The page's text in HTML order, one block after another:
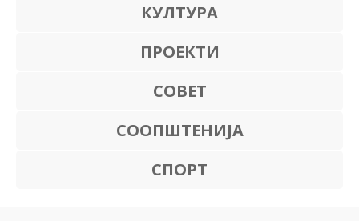
КУЛТУРА
ПРОЕКТИ
СОВЕТ
СООПШТЕНИЈА
СПОРТ